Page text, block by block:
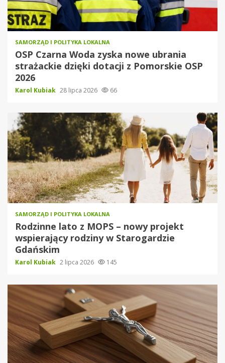
SAMORZĄD I POLITYKA LOKALNA
OSP Czarna Woda zyska nowe ubrania
strażackie dzięki dotacji z Pomorskie OSP
2026
Karol Kubiak 28 lipca 2026 66
SAMORZĄD I POLITYKA LOKALNA
Rodzinne lato z MOPS – nowy projekt
wspierający rodziny w Starogardzie
Gdańskim
Karol Kubiak 2 lipca 2026 145